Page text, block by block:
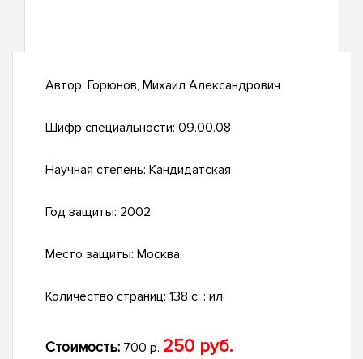
Автор: Горюнов, Михаил Александрович
Шифр специальности: 09.00.08
Научная степень: Кандидатская
Год защиты: 2002
Место защиты: Москва
Количество страниц: 138 с. : ил
Стоимость: 700 р.250 руб.